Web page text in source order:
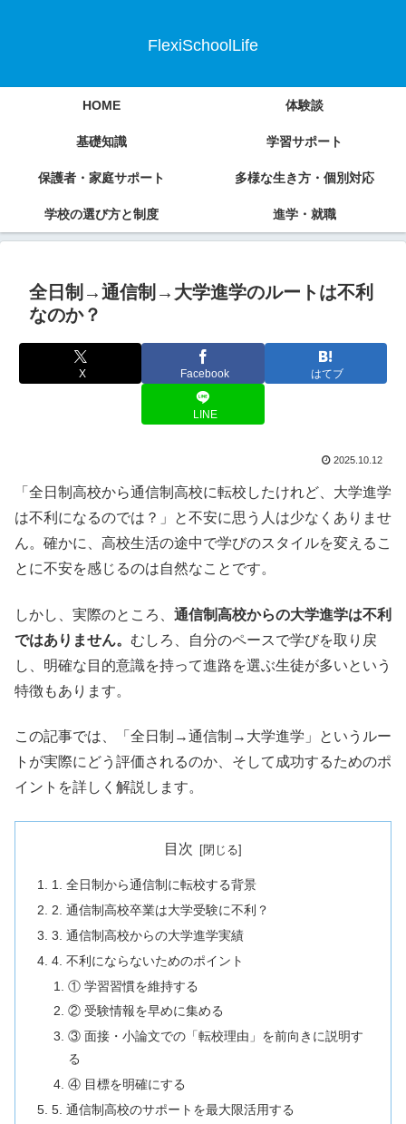
FlexiSchoolLife
HOME 体験談
基礎知識 学習サポート
保護者・家庭サポート 多様な生き方・個別対応
学校の選び方と制度 進学・就職
全日制→通信制→大学進学のルートは不利
なのか？
X Facebook はてブ
LINE
2025.10.12
「全日制高校から通信制高校に転校したけれど、大学進学
は不利になるのでは？」と不安に思う人は少なくありませ
ん。確かに、高校生活の途中で学びのスタイルを変えるこ
とに不安を感じるのは自然なことです。
しかし、実際のところ、 通信制高校からの大学進学は不利
ではありません。 むしろ、自分のペースで学びを取り戻
し、明確な目的意識を持って進路を選ぶ生徒が多いという
特徴もあります。
この記事では、「全日制→通信制→大学進学」というルー
トが実際にどう評価されるのか、そして成功するためのポ
イントを詳しく解説します。
目次
1. 全日制から通信制に転校する背景
2. 通信制高校卒業は大学受験に不利？
3. 通信制高校からの大学進学実績
4. 不利にならないためのポイント
① 学習習慣を維持する
② 受験情報を早めに集める
③ 面接・小論文での「転校理由」を前向きに説明す
る
④ 目標を明確にする
5. 通信制高校のサポートを最大限活用する